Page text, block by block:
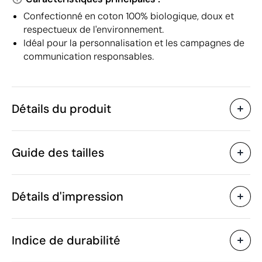
Confectionné en coton 100% biologique, doux et
respectueux de l'environnement.
Idéal pour la personnalisation et les campagnes de
communication responsables.
Détails du produit
Caractéristiques
Code du produit
Matière
Pays de fabrication
Bangladesh
Marque
Code Intrastat
Guide des tailles
Détails d'impression
Transfert
Indice de durabilité